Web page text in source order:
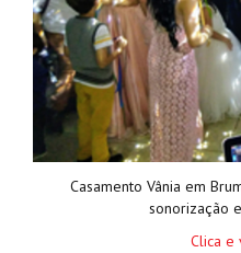
Casamento Vânia em
sonorização
Clica e